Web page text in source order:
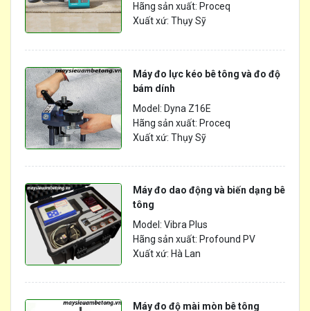
Hãng sản xuất: Proceq
Xuất xứ: Thụy Sỹ
Máy đo lực kéo bê tông và đo độ
bám dính
Model: Dyna Z16E
Hãng sản xuất: Proceq
Xuất xứ: Thụy Sỹ
Máy đo dao động và biến dạng bê
tông
Model: Vibra Plus
Hãng sản xuất: Profound PV
Xuất xứ: Hà Lan
Máy đo độ mài mòn bê tông